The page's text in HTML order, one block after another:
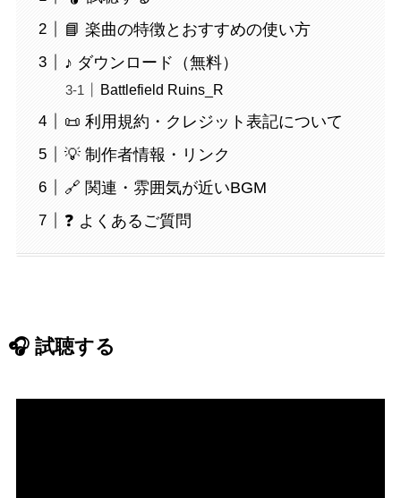
📘 楽曲の特徴とおすすめの使い方
♪ ダウンロード（無料）
Battlefield Ruins_R
📜 利用規約・クレジット表記について
💡 制作者情報・リンク
🔗 関連・雰囲気が近いBGM
❓ よくあるご質問
🎧 試聴する